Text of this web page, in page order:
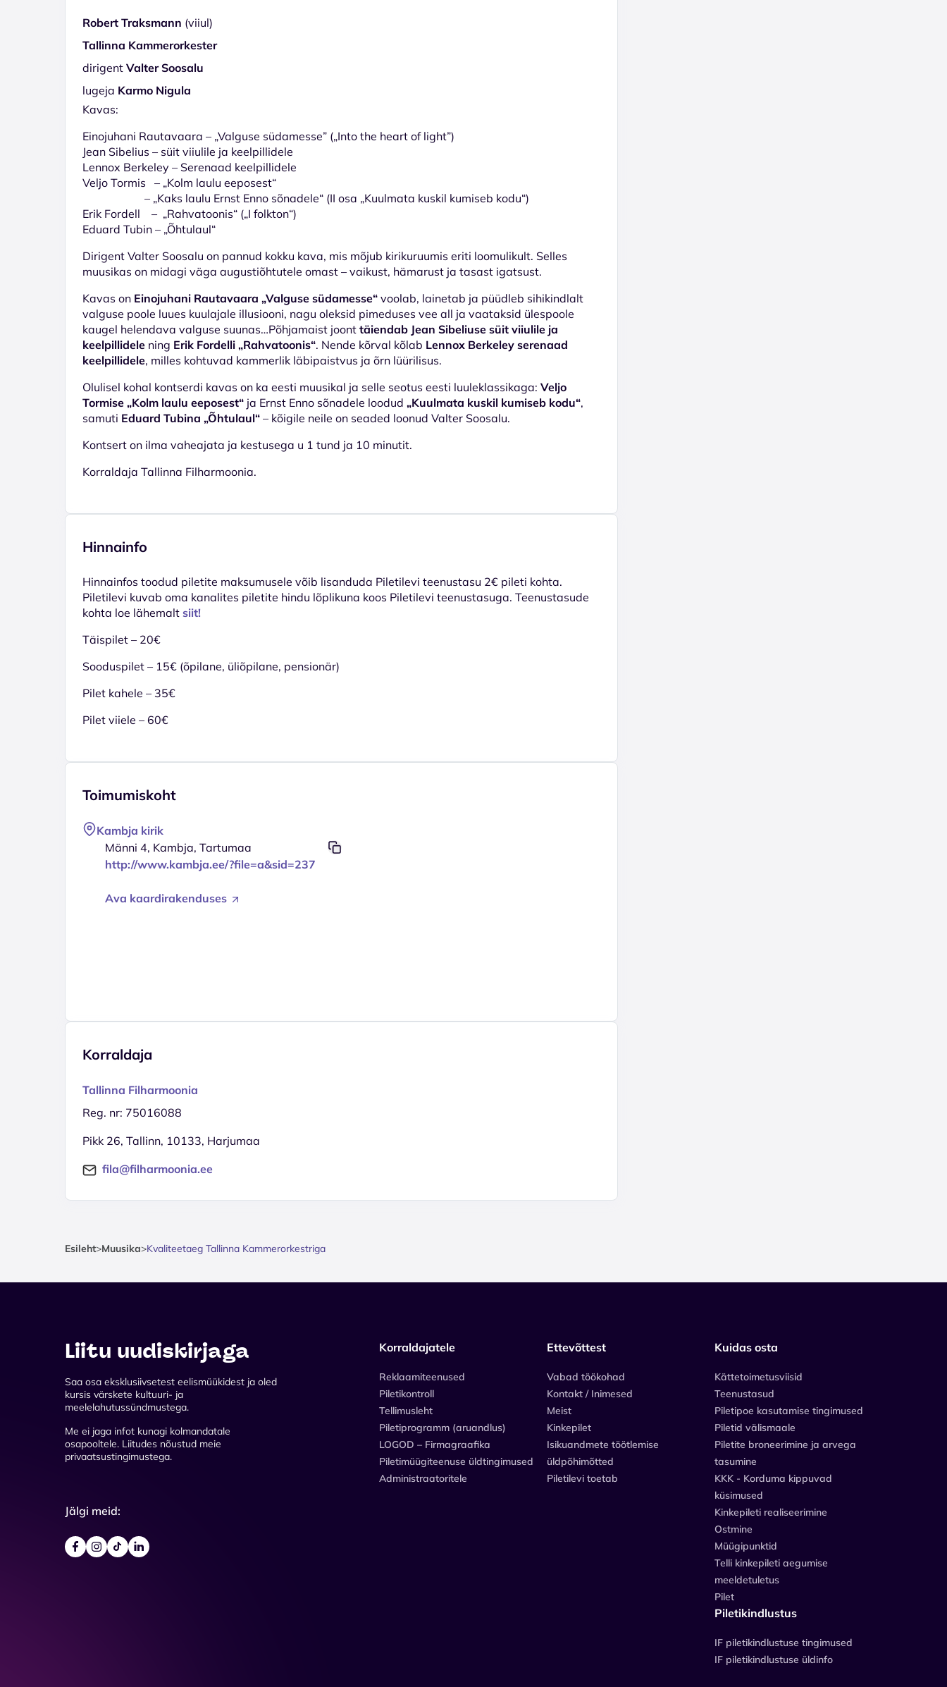
Robert Traksmann (viiul)
Tallinna Kammerorkester
dirigent Valter Soosalu
lugeja Karmo Nigula
Kavas:
Einojuhani Rautavaara – „Valguse südamesse” („Into the heart of light”)
Jean Sibelius – süit viiulile ja keelpillidele
Lennox Berkeley – Serenaad keelpillidele
Veljo Tormis – „Kolm laulu eeposest“
– „Kaks laulu Ernst Enno sõnadele“ (II osa „Kuulmata kuskil kumiseb kodu“)
Erik Fordell – „Rahvatoonis“ („I folkton“)
Eduard Tubin – „Õhtulaul“
Dirigent Valter Soosalu on pannud kokku kava, mis mõjub kirikuruumis eriti loomulikult. Selles
muusikas on midagi väga augustiõhtutele omast – vaikust, hämarust ja tasast igatsust.
Kavas on Einojuhani Rautavaara „Valguse südamesse“ voolab, lainetab ja püüdleb sihikindlalt
valguse poole luues kuulajale illusiooni, nagu oleksid pimeduses vee all ja vaataksid ülespoole
kaugel helendava valguse suunas…Põhjamaist joont täiendab Jean Sibeliuse süit viiulile ja
keelpillidele ning Erik Fordelli „Rahvatoonis“. Nende kõrval kõlab Lennox Berkeley serenaad
keelpillidele, milles kohtuvad kammerlik läbipaistvus ja õrn lüürilisus.
Olulisel kohal kontserdi kavas on ka eesti muusikal ja selle seotus eesti luuleklassikaga: Veljo
Tormise „Kolm laulu eeposest“ ja Ernst Enno sõnadele loodud „Kuulmata kuskil kumiseb kodu“,
samuti Eduard Tubina „Õhtulaul“ – kõigile neile on seaded loonud Valter Soosalu.
Kontsert on ilma vaheajata ja kestusega u 1 tund ja 10 minutit.
Korraldaja Tallinna Filharmoonia.
Hinnainfo
Hinnainfos toodud piletite maksumusele võib lisanduda Piletilevi teenustasu 2€ pileti kohta.
Piletilevi kuvab oma kanalites piletite hindu lõplikuna koos Piletilevi teenustasuga. Teenustasude
kohta loe lähemalt siit!
Täispilet – 20€
Sooduspilet – 15€ (õpilane, üliõpilane, pensionär)
Pilet kahele – 35€
Pilet viiele – 60€
Toimumiskoht
Kambja kirik
Männi 4, Kambja, Tartumaa
http://www.kambja.ee/?file=a&sid=237
Ava kaardirakenduses
Korraldaja
Tallinna Filharmoonia
Reg. nr: 75016088
Pikk 26, Tallinn, 10133, Harjumaa
fila@filharmoonia.ee
Esileht>Muusika>Kvaliteetaeg Tallinna Kammerorkestriga
Liitu uudiskirjaga
Saa osa eksklusiivsetest eelismüükidest ja oled
kursis värskete kultuuri- ja
meelelahutussündmustega.
Me ei jaga infot kunagi kolmandatale
osapooltele. Liitudes nõustud meie
privaatsustingimustega.
Jälgi meid:
Korraldajatele
Reklaamiteenused
Piletikontroll
Tellimusleht
Piletiprogramm (aruandlus)
LOGOD – Firmagraafika
Piletimüügiteenuse üldtingimused
Administraatoritele
Ettevõttest
Vabad töökohad
Kontakt / Inimesed
Meist
Kinkepilet
Isikuandmete töötlemise
üldpõhimõtted
Piletilevi toetab
Kuidas osta
Kättetoimetusviisid
Teenustasud
Piletipoe kasutamise tingimused
Piletid välismaale
Piletite broneerimine ja arvega
tasumine
KKK - Korduma kippuvad
küsimused
Kinkepileti realiseerimine
Ostmine
Müügipunktid
Telli kinkepileti aegumise
meeldetuletus
Pilet
Piletikindlustus
IF piletikindlustuse tingimused
IF piletikindlustuse üldinfo